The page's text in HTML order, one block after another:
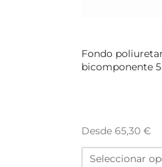
Fondo
bicomponente
Desde 65,30 €
Seleccionar